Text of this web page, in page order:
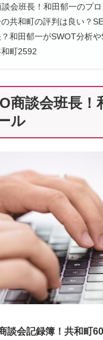
会班長！和田郁一のプ
共和町の評判は良い？
？和田郁一がSWOT分析
町2592
商談会班長！
ル
談会記録簿！共和町